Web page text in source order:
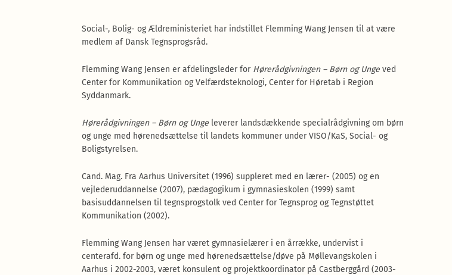
Social-, Bolig- og Ældreministeriet har indstillet Flemming Wang Jensen til at være
medlem af Dansk Tegnsprogsråd.
Flemming Wang Jensen er afdelingsleder for Hørerådgivningen – Børn og Unge ved
Center for Kommunikation og Velfærdsteknologi, Center for Høretab i Region
Syddanmark.
Hørerådgivningen – Børn og Unge leverer landsdækkende specialrådgivning om børn
og unge med hørenedsættelse til landets kommuner under VISO/KaS, Social- og
Boligstyrelsen.
Cand. Mag. Fra Aarhus Universitet (1996) suppleret med en lærer- (2005) og en
vejlederuddannelse (2007), pædagogikum i gymnasieskolen (1999) samt
basisuddannelsen til tegnsprogstolk ved Center for Tegnsprog og Tegnstøttet
Kommunikation (2002).
Flemming Wang Jensen har været gymnasielærer i en årrække, undervist i
centerafd. for børn og unge med hørenedsættelse/døve på Møllevangskolen i
Aarhus i 2002-2003, været konsulent og projektkoordinator på Castberggård (2003-